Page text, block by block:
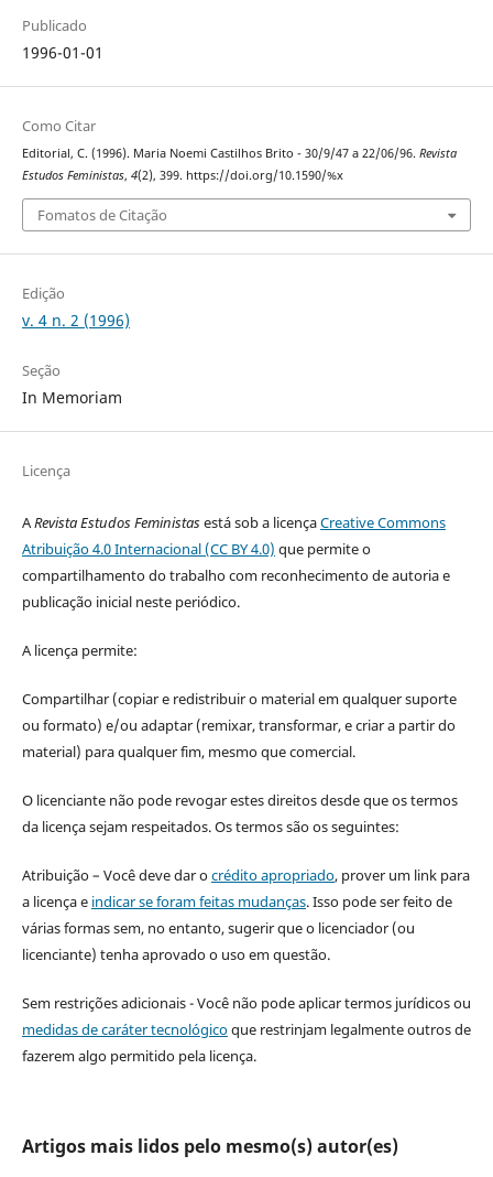
Publicado
1996-01-01
Como Citar
Editorial, C. (1996). Maria Noemi Castilhos Brito - 30/9/47 a 22/06/96. Revista
Estudos Feministas, 4(2), 399. https://doi.org/10.1590/%x
Fomatos de Citação
Edição
v. 4 n. 2 (1996)
Seção
In Memoriam
Licença
ARevista Estudos Feministasestá sob a licençaCreative Commons
Atribuição 4.0 Internacional (CC BY 4.0) que permite o
compartilhamento do trabalho com reconhecimento de autoria e
publicação inicial neste periódico.
A licença permite:
Compartilhar (copiar e redistribuir o material em qualquer suporte
ou formato) e/ou adaptar (remixar, transformar, e criar a partir do
material) para qualquer fim, mesmo que comercial.
O licenciante não pode revogar estes direitos desde que os termos
da licença sejam respeitados. Os termos são os seguintes:
Atribuição – Você deve dar ocrédito apropriado, prover um link para
a licença e indicar se foram feitas mudanças. Isso pode ser feito de
várias formas sem, no entanto, sugerir que o licenciador (ou
licenciante) tenha aprovado o uso em questão.
Sem restrições adicionais - Você não pode aplicar termos jurídicos ou
medidas de caráter tecnológicoque restrinjam legalmente outros de
fazerem algo permitido pela licença.
Artigos mais lidos pelo mesmo(s) autor(es)